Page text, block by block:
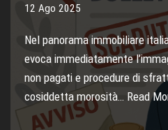
12 Ago 2025
Nel panorama immobiliare
evoca immediatamente
non pagati e procedure di
cosiddetta morosità… Read